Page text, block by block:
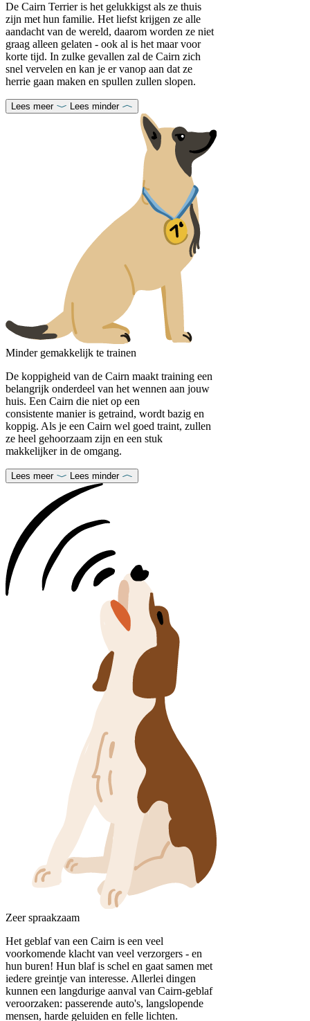
De Cairn Terrier is het gelukkigst als ze thuis
zijn met hun familie. Het liefst krijgen ze alle
aandacht van de wereld, daarom worden ze niet
graag alleen gelaten - ook al is het maar voor
korte tijd. In zulke gevallen zal de Cairn zich
snel vervelen en kan je er vanop aan dat ze
herrie gaan maken en spullen zullen slopen.
Lees meer Lees minder
Minder gemakkelijk te trainen
De koppigheid van de Cairn maakt training een
belangrijk onderdeel van het wennen aan jouw
huis. Een Cairn die niet op een
consistente manier is getraind, wordt bazig en
koppig. Als je een Cairn wel goed traint, zullen
ze heel gehoorzaam zijn en een stuk
makkelijker in de omgang.
Lees meer Lees minder
Zeer spraakzaam
Het geblaf van een Cairn is een veel
voorkomende klacht van veel verzorgers - en
hun buren! Hun blaf is schel en gaat samen met
iedere greintje van interesse. Allerlei dingen
kunnen een langdurige aanval van Cairn-geblaf
veroorzaken: passerende auto's, langslopende
mensen, harde geluiden en felle lichten.